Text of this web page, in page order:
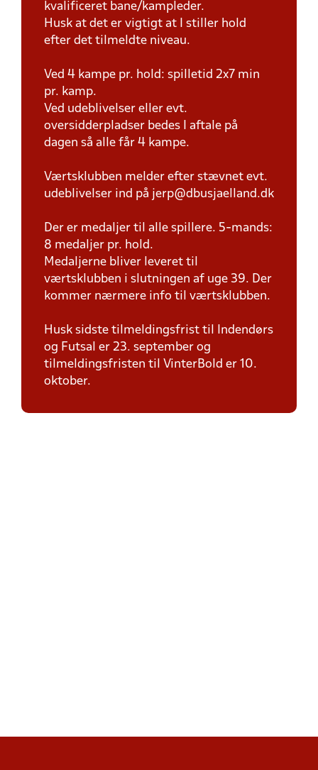
kvalificeret bane/kampleder.
Husk at det er vigtigt at I stiller hold
efter det tilmeldte niveau.
Ved 4 kampe pr. hold: spilletid 2x7 min
pr. kamp.
Ved udeblivelser eller evt.
oversidderpladser bedes I aftale på
dagen så alle får 4 kampe.
Værtsklubben melder efter stævnet evt.
udeblivelser ind på jerp@dbusjaelland.dk
Der er medaljer til alle spillere. 5-mands:
8 medaljer pr. hold.
Medaljerne bliver leveret til
værtsklubben i slutningen af uge 39. Der
kommer nærmere info til værtsklubben.
Husk sidste tilmeldingsfrist til Indendørs
og Futsal er 23. september og
tilmeldingsfristen til VinterBold er 10.
oktober.